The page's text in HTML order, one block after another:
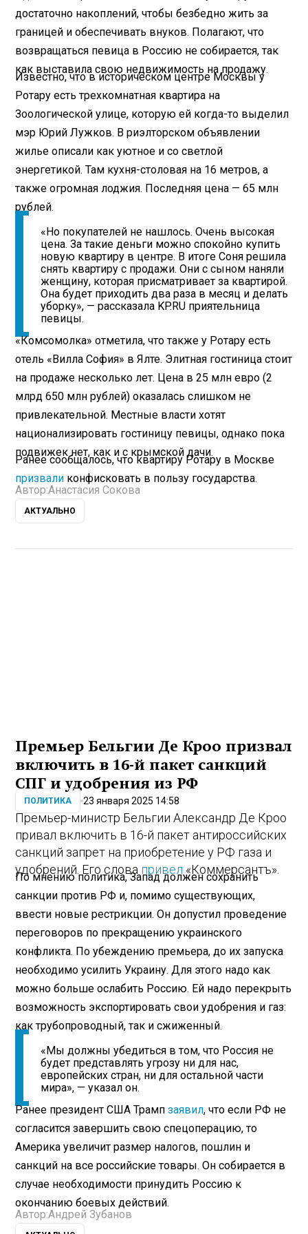
достаточно накоплений, чтобы безбедно жить за
границей и обеспечивать внуков. Полагают, что
возвращаться певица в Россию не собирается, так
как выставила свою недвижимость на продажу.
Известно, что в историческом центре Москвы у
Ротару есть трехкомнатная квартира на
Зоологической улице, которую ей когда-то выделил
мэр Юрий Лужков. В риэлторском объявлении
жилье описали как уютное и со светлой
энергетикой. Там кухня-столовая на 16 метров, а
также огромная лоджия. Последняя цена — 65 млн
рублей.
«Но покупателей не нашлось. Очень высокая
цена. За такие деньги можно спокойно купить
новую квартиру в центре. В итоге Соня решила
снять квартиру с продажи. Они с сыном наняли
женщину, которая присматривает за квартирой.
Она будет приходить два раза в месяц и делать
уборку», — рассказала KP.RU приятельница
певицы.
«Комсомолка» отметила, что также у Ротару есть
отель «Вилла София» в Ялте. Элитная гостиница стоит
на продаже несколько лет. Цена в 25 млн евро (2
млрд 650 млн рублей) оказалась слишком не
привлекательной. Местные власти хотят
национализировать гостиницу певицы, однако пока
подвижек нет, как и с крымской дачи.
Ранее сообщалось, что квартиру Ротару в Москве
призвали конфисковать в пользу государства.
Автор:Анастасия Сокова
АКТУАЛЬНО
Премьер Бельгии Де Кроо призвал
включить в 16-й пакет санкций
СПГ и удобрения из РФ
ПОЛИТИКА 23 января 2025 14:58
Премьер-министр Бельгии Александр Де Кроо
привал включить в 16-й пакет антироссийских
санкций запрет на приобретение у РФ газа и
удобрений. Его слова привел «Коммерсантъ».
По мнению политика, Запад должен сохранить
санкции против РФ и, помимо существующих,
ввести новые рестрикции. Он допустил проведение
переговоров по прекращению украинского
конфликта. По убеждению премьера, до их запуска
необходимо усилить Украину. Для этого надо как
можно больше ослабить Россию. Ей надо перекрыть
возможность экспортировать свои удобрения и газ:
как трубопроводный, так и сжиженный.
«Мы должны убедиться в том, что Россия не
будет представлять угрозу ни для нас,
европейских стран, ни для остальной части
мира», — указал он.
Ранее президент США Трампзаявил, что если РФ не
согласится завершить свою спецоперацию, то
Америка увеличит размер налогов, пошлин и
санкций на все российские товары. Он собирается в
случае необходимости принудить Россию к
окончанию боевых действий.
Автор:Андрей Зубанов